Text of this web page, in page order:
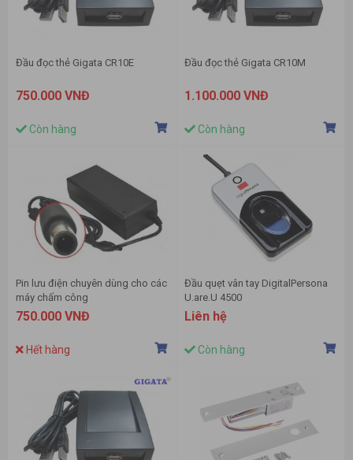
Đầu đọc thẻ Gigata CR10E
750.000 VNĐ
Còn hàng
Đầu đọc thẻ Gigata CR10M
1.100.000 VNĐ
Còn hàng
Pin lưu điện chuyên dùng cho các
máy chấm công
750.000 VNĐ
Hết hàng
Đầu quẹt vân tay DigitalPersona
U.are.U 4500
Liên hệ
Còn hàng